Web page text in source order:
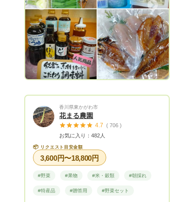
Next
香川県東かがわ市
花まる農園
4.7 ( 706 )
お気に入り：482人
📦 リクエスト目安金額
3,600円〜18,800円
#野菜 #果物 #米・穀類 #朝採れ
#特産品 #贈答用 #野菜セット